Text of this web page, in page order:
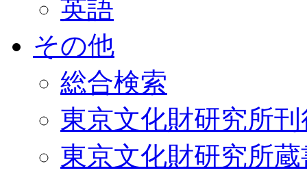
英語
その他
総合検索
東京文化財研究所
東京文化財研究所